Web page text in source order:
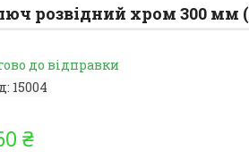
розвідний хром 300 мм
до відправки
15004
₴